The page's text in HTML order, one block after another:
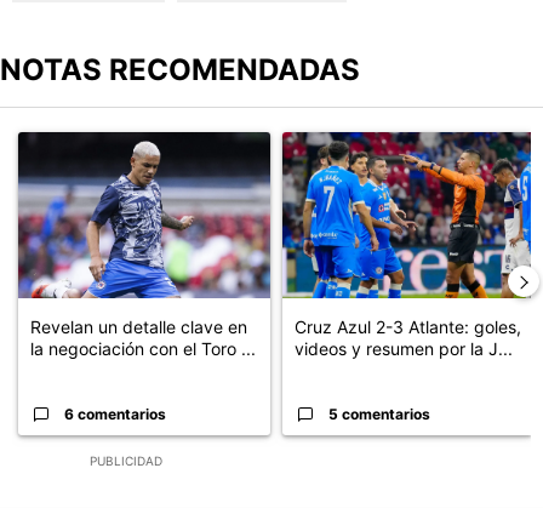
NOTAS RECOMENDADAS
PUBLICIDAD
Un artículo de tendencia con el título "Revelan un detalle clave
Revelan un detalle clave en
la negociación con el Toro ...
6 comentarios
Un artículo de tendencia con el
Cruz Azul 2-3 Atlante: goles,
videos y resumen por la J...
5 comentarios